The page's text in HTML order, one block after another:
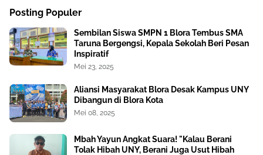
Posting Populer
Sembilan Siswa SMPN 1 Blora Tembus SMA
Taruna Bergengsi, Kepala Sekolah Beri Pesan
Inspiratif
Mei 23, 2025
Aliansi Masyarakat Blora Desak Kampus UNY
Dibangun di Blora Kota
Mei 08, 2025
Mbah Yayun Angkat Suara! "Kalau Berani
Tolak Hibah UNY, Berani Juga Usut Hibah